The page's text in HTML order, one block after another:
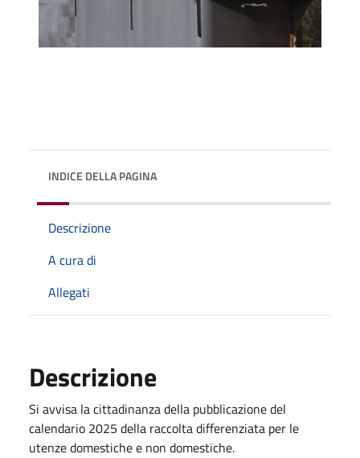
INDICE DELLA PAGINA
Descrizione
A cura di
Allegati
Descrizione
Si avvisa la cittadinanza della pubblicazione del
calendario 2025 della raccolta differenziata per le
utenze domestiche e non domestiche.